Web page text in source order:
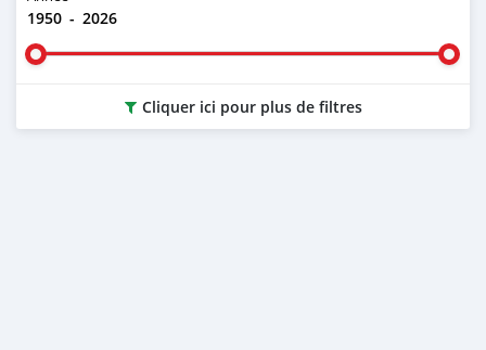
1950 - 2026
Cliquer ici pour plus de filtres